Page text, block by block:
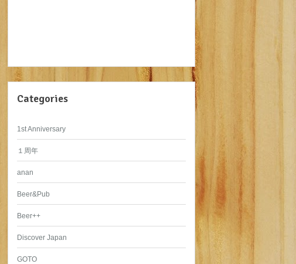
Categories
1st Anniversary
１周年
anan
Beer&Pub
Beer++
Discover Japan
GOTO